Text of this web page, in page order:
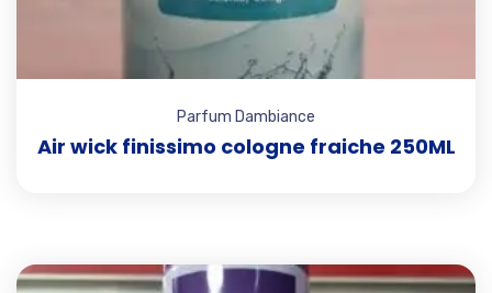
Parfum Dambiance
Air wick finissimo cologne fraiche 250ML